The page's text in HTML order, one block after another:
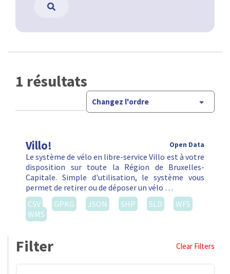
1 résultats
Changez l'ordre
Villo! Open Data
Le système de vélo en libre-service Villo est à votre
disposition sur toute la Région de Bruxelles-
Capitale. Simple d'utilisation, le système vous
permet de retirer ou de déposer un vélo …
CSV
GPKG JSON SHP SLD
WFS
WMS
Filter Clear Filters